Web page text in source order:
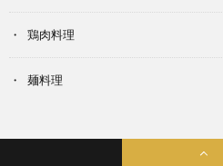
鶏肉料理
麺料理